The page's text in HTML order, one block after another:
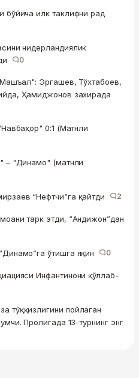
бўйича илк таклифни рад
нидерландиялик
0
Эргашев, Тўхтабоев,
Ҳамиджонов захирада
0:1 (Матнли
– "Динамо" (матнли
“Нефтчи”га қайтди 2
тарк этди, “Андижон”дан
ўтишга яқин 0
Инфантинони қўллаб-
тўққизлигини пойлаган
Пролигада 13-турнинг энг